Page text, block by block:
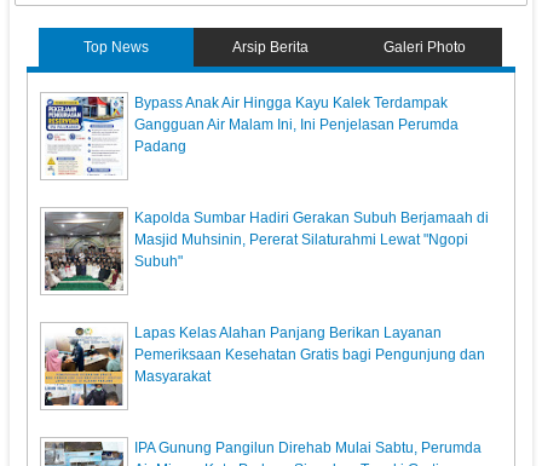
Top News Arsip Berita Galeri Photo
Bypass Anak Air Hingga Kayu Kalek Terdampak
Gangguan Air Malam Ini, Ini Penjelasan Perumda
Padang
Kapolda Sumbar Hadiri Gerakan Subuh Berjamaah di
Masjid Muhsinin, Pererat Silaturahmi Lewat "Ngopi
Subuh"
Lapas Kelas Alahan Panjang Berikan Layanan
Pemeriksaan Kesehatan Gratis bagi Pengunjung dan
Masyarakat
IPA Gunung Pangilun Direhab Mulai Sabtu, Perumda